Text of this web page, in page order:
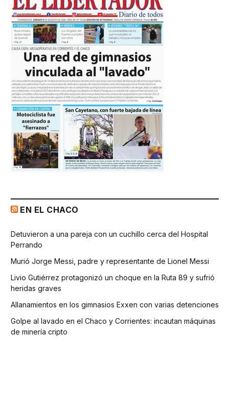
EN EL CHACO
Detuvieron a una pareja con un cuchillo cerca del Hospital
Perrando
Murió Jorge Messi, padre y representante de Lionel Messi
Livio Gutiérrez protagonizó un choque en la Ruta 89 y sufrió
heridas graves
Allanamientos en los gimnasios Exxen con varias detenciones
Golpe al lavado en el Chaco y Corrientes: incautan máquinas
de minería cripto